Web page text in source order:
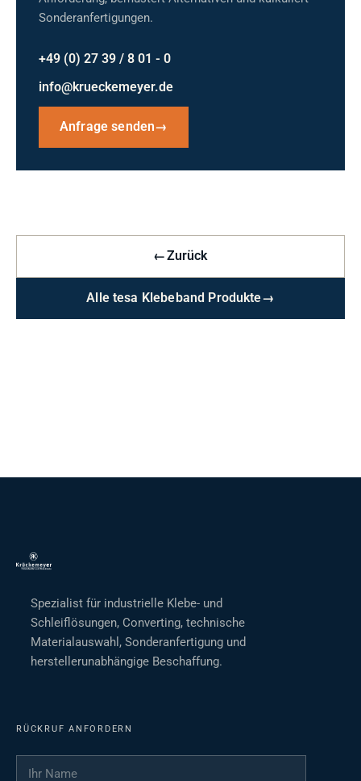
Sonderanfertigungen.
+49 (0) 27 39 / 8 01 - 0
info@krueckemeyer.de
Anfrage senden→
←Zurück
Alle tesa Klebeband Produkte→
Spezialist für industrielle Klebe- und
Schleiflösungen, Converting, technische
Materialauswahl, Sonderanfertigung und
herstellerunabhängige Beschaffung.
RÜCKRUF ANFORDERN
Ihr Name